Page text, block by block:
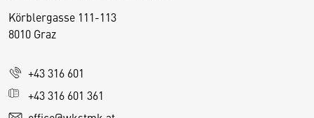
Körblergasse 111-113
8010 Graz
+43 316 601
+43 316 601 361
D
i
s
e
S